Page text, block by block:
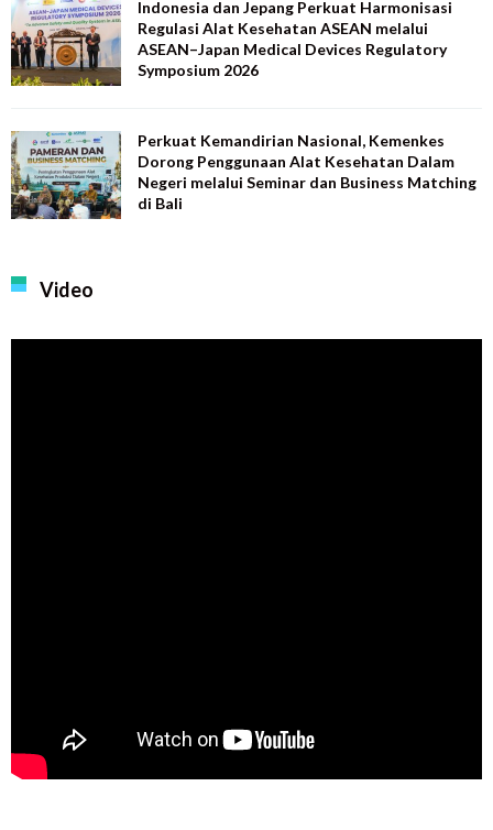
Indonesia dan Jepang Perkuat Harmonisasi
Regulasi Alat Kesehatan ASEAN melalui
ASEAN–Japan Medical Devices Regulatory
Symposium 2026
Perkuat Kemandirian Nasional, Kemenkes
Dorong Penggunaan Alat Kesehatan Dalam
Negeri melalui Seminar dan Business Matching
di Bali
Video